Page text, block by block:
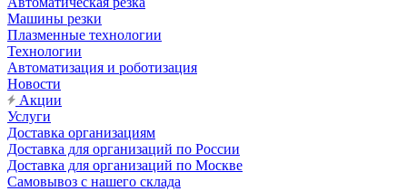
Машины резки
Плазменные технологии
Технологии
Автоматизация и роботизация
Новости
Акции
Услуги
Доставка организациям
Доставка для организаций по России
Доставка для организаций по Москве
Самовывоз с нашего склада